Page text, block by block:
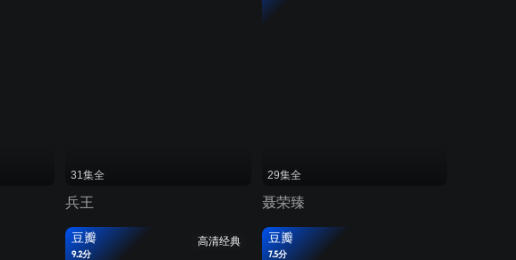
31集全
兵王
29集全
聂荣臻
高清经典
豆瓣
9.2分
豆瓣
7.5分